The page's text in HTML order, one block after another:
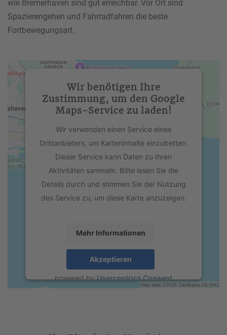
wie Bremerhaven sind gut erreichbar. Vor Ort sind
Spazierengehen und Fahrradfahren die beste
Fortbewegungsart.
Wir benötigen Ihre
Zustimmung, um den Google
Maps-Service zu laden!
Wir verwenden einen Service eines
Drittanbieters, um Karteninhalte einzubetten.
Dieser Service kann Daten zu Ihren
Aktivitäten sammeln. Bitte lesen Sie die
Details durch und stimmen Sie der Nutzung
des Service zu, um diese Karte anzuzeigen.
Mehr Informationen
Akzeptieren
powered byUsercentrics Consent
Management Platform